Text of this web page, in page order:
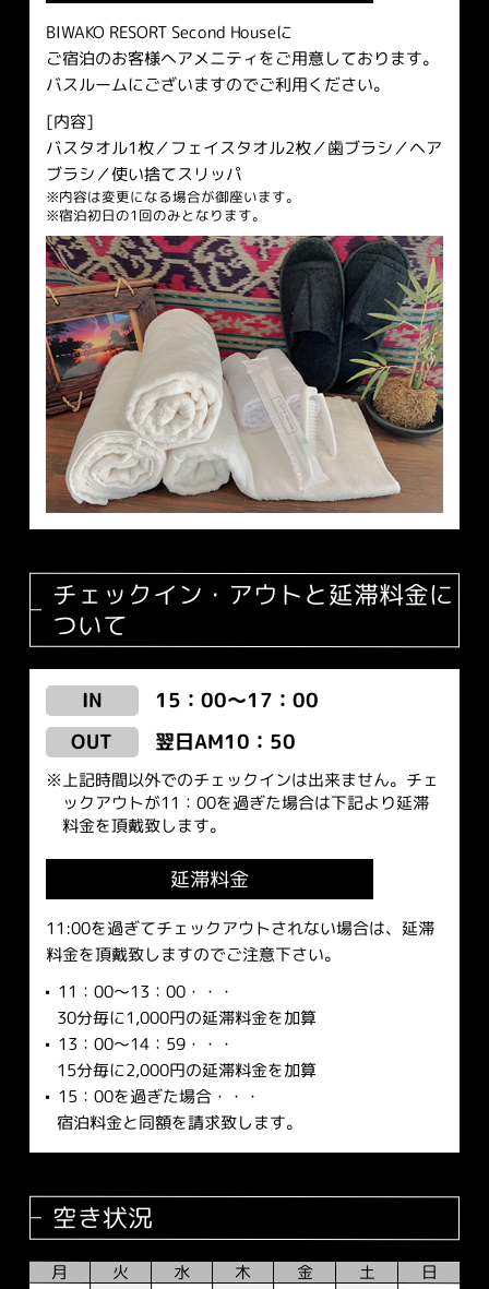
BIWAKO RESORT Second Houseに
ご宿泊のお客様へアメニティをご用意しております。
バスルームにございますのでご利用ください。
[内容]
バスタオル1枚／フェイスタオル2枚／歯ブラシ／ヘア
ブラシ／使い捨てスリッパ
内容は変更になる場合が御座います。
宿泊初日の1回のみとなります。
チェックイン・アウトと延滞料金に
ついて
IN 15：00～17：00
OUT 翌日AM10：50
上記時間以外でのチェックインは出来ません。チェ
ックアウトが11：00を過ぎた場合は下記より延滞
料金を頂戴致します。
延滞料金
11:00を過ぎてチェックアウトされない場合は、延滞
料金を頂戴致しますのでご注意下さい。
11：00～13：00・・・
30分毎に1,000円の延滞料金を加算
13：00～14：59・・・
15分毎に2,000円の延滞料金を加算
15：00を過ぎた場合・・・
宿泊料金と同額を請求致します。
空き状況
月 火 水 木 金 土 日